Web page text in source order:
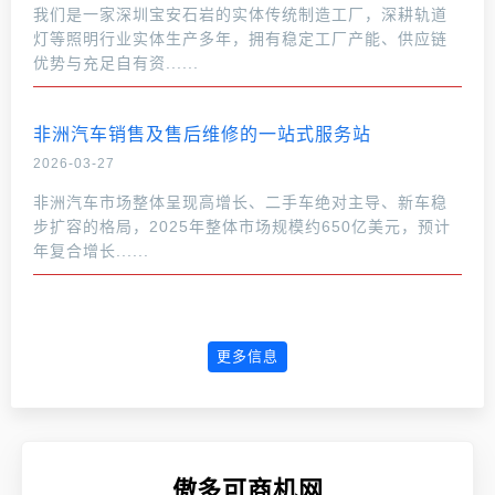
我们是一家深圳宝安石岩的实体传统制造工厂，深耕轨道
灯等照明行业实体生产多年，拥有稳定工厂产能、供应链
优势与充足自有资......
非洲汽车销售及售后维修的一站式服务站
2026-03-27
非洲汽车市场整体呈现高增长、二手车绝对主导、新车稳
步扩容的格局，2025年整体市场规模约650亿美元，预计
年复合增长......
更多信息